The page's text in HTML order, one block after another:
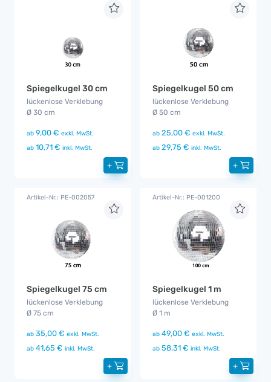
Spiegelkugel 30 cm
lückenlose Verklebung
Ø 30 cm
ab 9,00 € exkl. MwSt.
ab 10,71 € inkl. MwSt.
+
Spiegelkugel 50 cm
lückenlose Verklebung
Ø 50 cm
ab 25,00 € exkl. MwSt.
ab 29,75 € inkl. MwSt.
+
Artikel-Nr.: PE-002057
Spiegelkugel 75 cm
lückenlose Verklebung
Ø 75 cm
ab 35,00 € exkl. MwSt.
ab 41,65 € inkl. MwSt.
+
Artikel-Nr.: PE-001200
Spiegelkugel 1 m
lückenlose Verklebung
Ø 1 m
ab 49,00 € exkl. MwSt.
ab 58,31 € inkl. MwSt.
+